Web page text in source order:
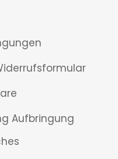
Aufbringung